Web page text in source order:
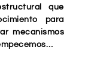
que
para
mecanismos